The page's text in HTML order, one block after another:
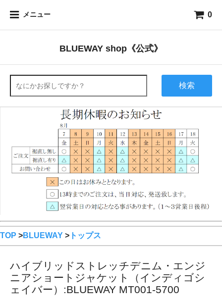
メニュー 0
BLUEWAY shop《公式》
検索
TOP >BLUEWAY > トップス
ハイブリッドストレッチデニム・エンジ
ニアショートジャケット（インディゴシ
ェイバー）:BLUEWAY MT001-5700